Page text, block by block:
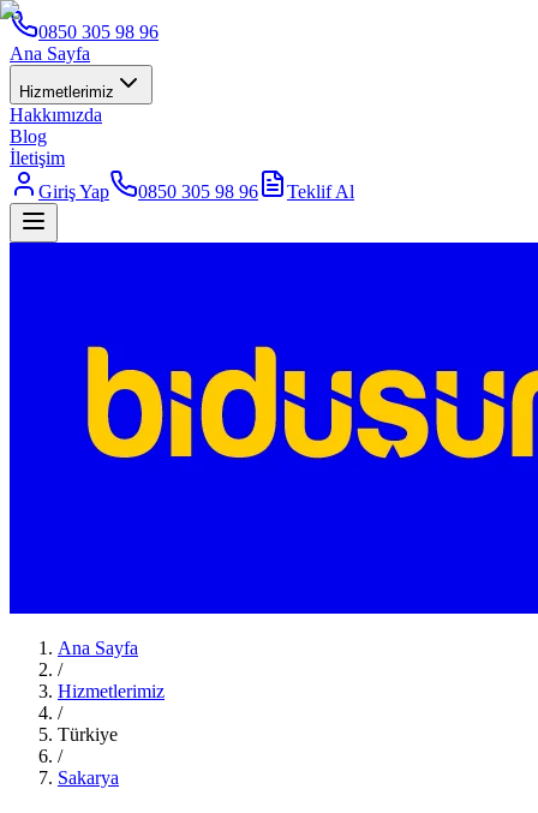
0850 305 98 96
Ana Sayfa
Hizmetlerimiz
Hakkımızda
Blog
İletişim
Giriş Yap
0850 305 98 96 Teklif Al
Ana Sayfa
/
Hizmetlerimiz
/
Türkiye
/
Sakarya